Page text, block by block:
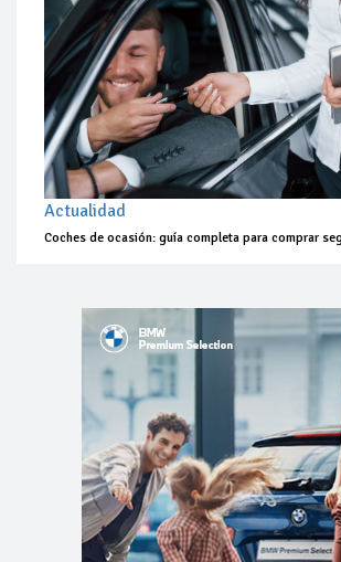
Actualidad
Coches de ocasión: guía completa para comprar